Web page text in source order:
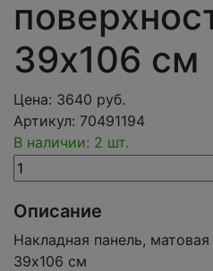
39x106 см
Цена: 3640 руб.
Артикул: 70491194
В наличии: 2 шт.
Описание
Накладная панель,
39x106 см